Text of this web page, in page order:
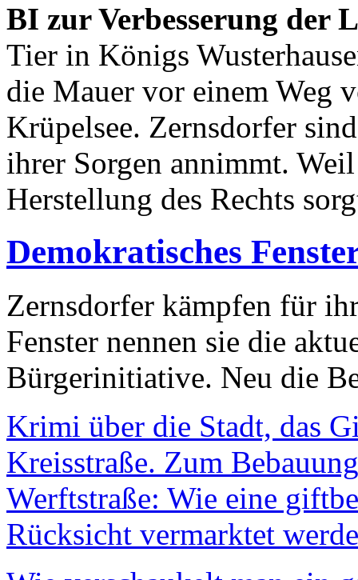
BI zur Verbesserung der
Tier in Königs
die Mauer vor einem Weg
Krüpelsee. Zernsdorfer
ihrer Sorgen annimmt.
Herstellung des Rechts
Demokratisches
Zernsdorfer kämpfen für
Fenster nennen sie die
Bürgerinitiative. Neu die
Krimi über die Stadt, das
Kreisstraße. Zum
Werftstraße: Wie eine
Rücksicht vermarktet